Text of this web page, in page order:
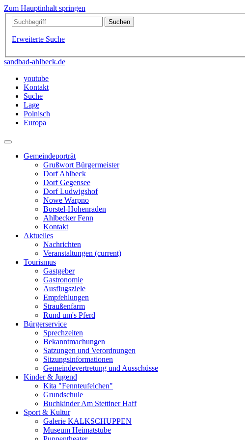
Zum Hauptinhalt springen
Erweiterte Suche
sandbad-ahlbeck.de
youtube
Kontakt
Suche
Lage
Polnisch
Europa
Gemeindeporträt
Grußwort Bürgermeister
Dorf Ahlbeck
Dorf Gegensee
Dorf Ludwigshof
Nowe Warpno
Borstel-Hohenraden
Ahlbecker Fenn
Kontakt
Aktuelles
Nachrichten
Veranstaltungen (current)
Tourismus
Gastgeber
Gastronomie
Ausflugsziele
Empfehlungen
Straußenfarm
Rund um's Pferd
Bürgerservice
Sprechzeiten
Bekanntmachungen
Satzungen und Verordnungen
Sitzungsinformationen
Gemeindevertretung und Ausschüsse
Kinder & Jugend
Kita "Fennteufelchen"
Grundschule
Buchkinder Am Stettiner Haff
Sport & Kultur
Galerie KALKSCHUPPEN
Museum Heimatstube